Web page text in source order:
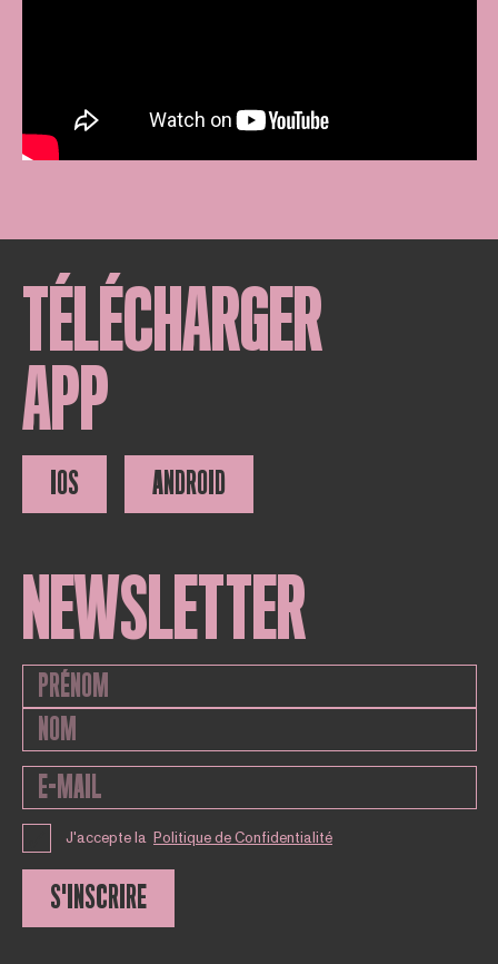
TÉLÉCHARGER
APP
IOS ANDROID
NEWSLETTER
J'accepte la Politique de Confidentialité
S'INSCRIRE